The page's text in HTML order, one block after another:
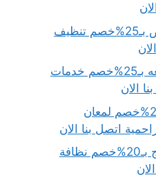
شركة تنظيف مسابح بالرياض بـ25%خصم تنظيف
شركة تنظيف منازل بالمجمعه بـ25%خصم خدمات
الان
شركة تنظيف بالمزاحميةبـ25%خصم لمعان
اتصل بنا الان
شركة تنظيف خزانات بالخرج بـ20%خصم نظافة